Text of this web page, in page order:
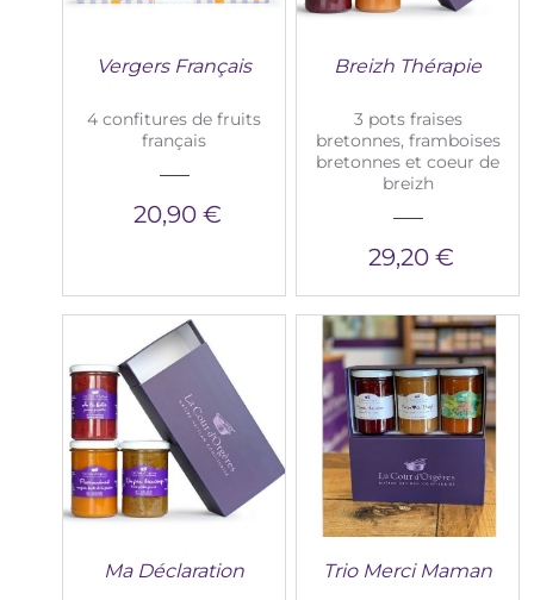
Vergers Français
4 confitures de fruits
français
20,90 €
Breizh Thérapie
3 pots fraises
bretonnes, framboises
bretonnes et coeur de
breizh
29,20 €
Ma Déclaration Trio Merci Maman